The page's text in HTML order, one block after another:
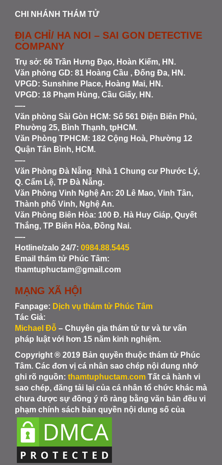
CHI NHÁNH THÁM TỬ
ĐỊA CHỈ/ HA NOI – SAI GON DETECTIVE
COMPANY
Trụ sở: 66 Trần Hưng Đạo, Hoàn Kiếm, HN.
Văn phòng GD: 81 Hoàng Cầu , Đống Đa, HN.
VPGD: Sunshine Place, Hoàng Mai, HN.
VPGD: 18 Phạm Hùng, Cầu Giấy, HN.
—-
Văn phòng Sài Gòn HCM: Số 561 Điện Biên Phủ,
Phường 25, Bình Thạnh, tpHCM.
Văn Phòng TPHCM: 182 Cộng Hoà, Phường 12
Quận Tân Bình, HCM.
—-
Văn Phòng Đà Nẵng: Nhà 1 Chung cư Phước Lý,
Q. Cẩm Lệ, TP Đà Nẵng.
Văn Phòng Vinh Nghệ An: 20 Lê Mao, Vinh Tân,
Thành phố Vinh, Nghệ An.
Văn Phòng Biên Hòa: 100 Đ. Hà Huy Giáp, Quyết
Thắng, TP Biên Hòa, Đồng Nai.
—-
Hotline/zalo 24/7: 0984.88.5445
Email thám tử Phúc Tâm:
thamtuphuctam@gmail.com
MẠNG XÃ HỘI
Fanpage: Dịch vụ thám tử Phúc Tâm
Tác Giả:
Michael Đỗ – Chuyên gia thám tử tư và tư vấn
pháp luật với hơn 15 năm kinh nghiệm.
Copyright ® 2019 Bản quyền thuộc thám tử Phúc
Tâm. Các đơn vị cá nhân sao chép nội dung nhớ
ghi rõ nguồn: thamtuphuctam.com Tất cả hành vi
sao chép, đăng tải lại của cá nhân tổ chức khác mà
chưa được sự đồng ý rõ ràng bằng văn bản đều vi
phạm chính sách bản quyền nội dung số của